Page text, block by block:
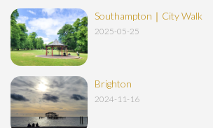
Southampton｜City Walk
2025-05-25
Brighton
2024-11-16